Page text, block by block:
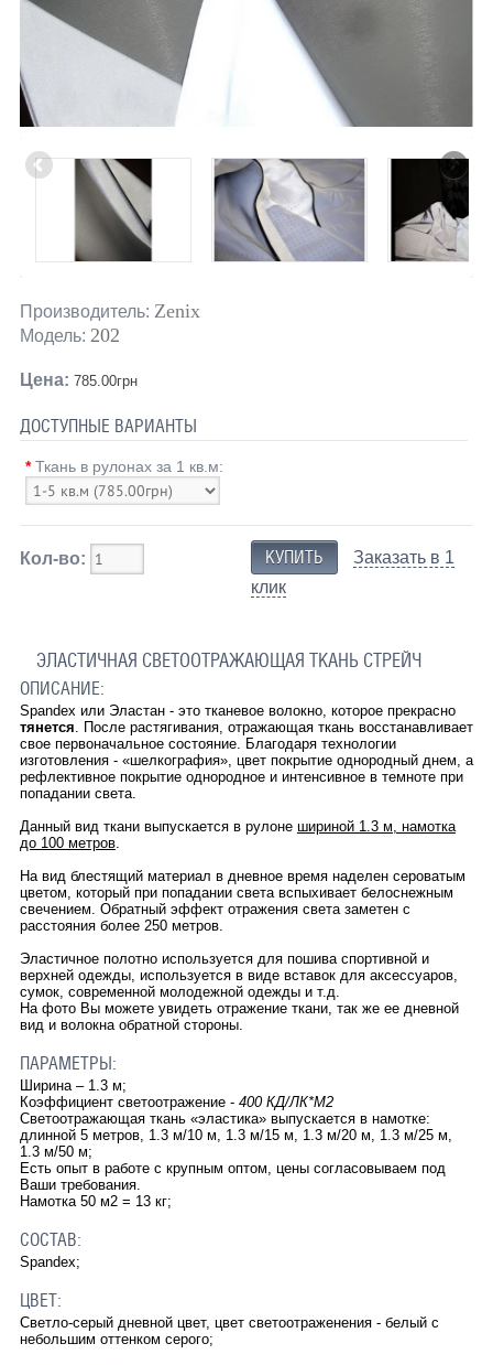
Производитель: Zenix
Модель: 202
Цена: 785.00грн
ДОСТУПНЫЕ ВАРИАНТЫ
* Ткань в рулонах за 1 кв.м:
Кол-во:
Заказать в 1
клик
ЭЛАСТИЧНАЯ СВЕТООТРАЖАЮЩАЯ ТКАНЬ СТРЕЙЧ
ОПИСАНИЕ:
Spandex или Эластан - это тканевое волокно, которое прекрасно
тянется . После растягивания, отражающая ткань восстанавливает
свое первоначальное состояние. Благодаря технологии
изготовления - «шелкография», цвет покрытие однородный днем, а
рефлективное покрытие однородное и интенсивное в темноте при
попадании света.
Данный вид ткани выпускается в рулоне шириной 1.3 м, намотка
до 100 метров.
На вид блестящий материал в дневное время наделен сероватым
цветом, который при попадании света вспыхивает белоснежным
свечением. Обратный эффект отражения света заметен с
расстояния более 250 метров.
Эластичное полотно используется для пошива спортивной и
верхней одежды, используется в виде вставок для аксессуаров,
сумок, современной молодежной одежды и т.д.
На фото Вы можете увидеть отражение ткани, так же ее дневной
вид и волокна обратной стороны.
ПАРАМЕТРЫ:
Ширина – 1.3 м;
Коэффициент светоотражение - 400 КД/ЛК*М2
Светоотражающая ткань «эластика» выпускается в намотке:
длинной 5 метров, 1.3 м/10 м, 1.3 м/15 м, 1.3 м/20 м, 1.3 м/25 м,
1.3 м/50 м;
Есть опыт в работе с крупным оптом, цены согласовываем под
Ваши требования.
Намотка 50 м2 = 13 кг;
СОСТАВ:
Spandex;
ЦВЕТ:
Светло-серый дневной цвет, цвет светоотраженения - белый с
небольшим оттенком серого;